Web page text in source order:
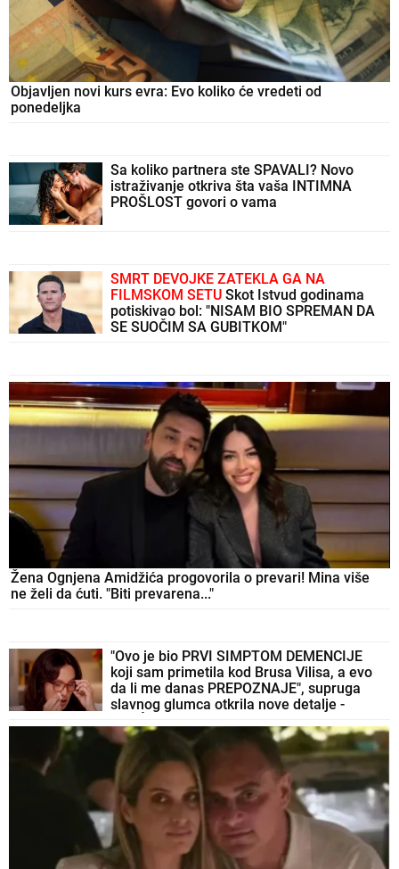
Objavljen novi kurs evra: Evo koliko će vredeti od
ponedeljka
Sa koliko partnera ste SPAVALI? Novo
istraživanje otkriva šta vaša INTIMNA
PROŠLOST govori o vama
SMRT DEVOJKE ZATEKLA GA NA
FILMSKOM SETU Skot Istvud godinama
potiskivao bol: "NISAM BIO SPREMAN DA
SE SUOČIM SA GUBITKOM"
Žena Ognjena Amidžića progovorila o prevari! Mina više
ne želi da ćuti. "Biti prevarena..."
"Ovo je bio PRVI SIMPTOM DEMENCIJE
koji sam primetila kod Brusa Vilisa, a evo
da li me danas PREPOZNAJE", supruga
slavnog glumca otkrila nove detalje -